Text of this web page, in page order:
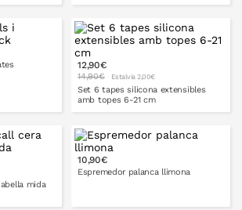
A LA CISTELLA
12,90€
14,90€ Estalvia 2,00€
Set 6 tapes silicona extensibles
amb topes 6-21 cm
A LA CISTELLA
mida
10,90€
Espremedor palanca llimona